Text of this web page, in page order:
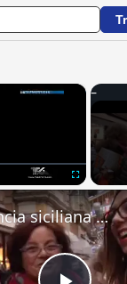
×
Fullscreen
L'arancia siciliana sbarca a Sanremo